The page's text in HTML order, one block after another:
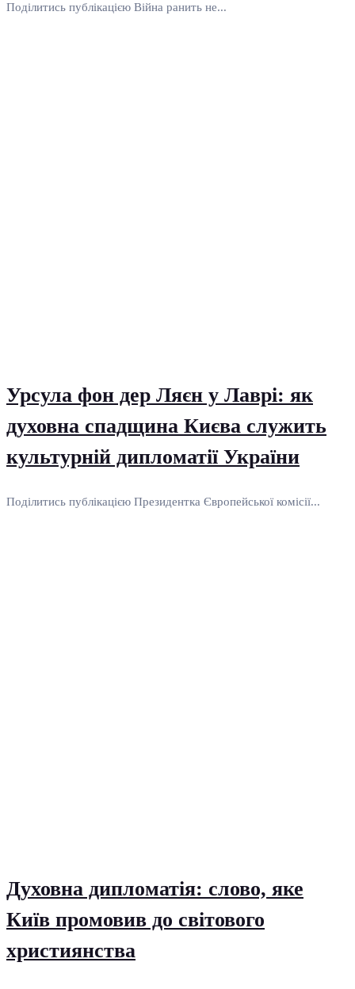
Поділитись публікацією Війна ранить не...
Урсула фон дер Ляєн у Лаврі: як
духовна спадщина Києва служить
культурній дипломатії України
Поділитись публікацією Президентка Європейської комісії...
Духовна дипломатія: слово, яке
Київ промовив до світового
християнства